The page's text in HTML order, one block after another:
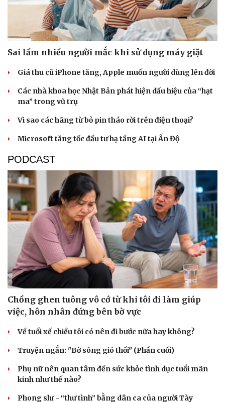
Sức khỏe
Cây thuốc
Sản phụ khoa
Nhi khoa
Nam khoa
Làm đẹp - giảm cân
Phòng mạch online
Ăn sạch sống khỏe
Đời sống
Tình yêu - Gia đình
Sai lầm nhiều người mắc khi sử dụng máy giặt
Giá thu cũ iPhone tăng, Apple muốn người dùng lên đời
Các nhà khoa học Nhật Bản phát hiện dấu hiệu của “hạt
ma” trong vũ trụ
Vì sao các hãng từ bỏ pin tháo rời trên điện thoại?
Microsoft tăng tốc đầu tư hạ tầng AI tại Ấn Độ
PODCAST
Chồng ghen tuông vô cớ từ khi tôi đi làm giúp
việc, hôn nhân đứng bên bờ vực
Về tuổi xế chiều tôi có nên đi bước nữa hay không?
Truyện ngắn: "Bờ sông gió thổi" (Phần cuối)
Phụ nữ nên quan tâm đến sức khỏe tình dục tuổi mãn
kinh như thế nào?
Phong slư - “thư tình” bằng dân ca của người Tày